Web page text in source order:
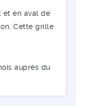
et en aval de
Cette grille
auprès du